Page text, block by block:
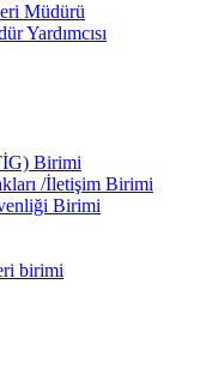
Müdürü
Yardımcısı
Birimi
/İletişim Birimi
Birimi
birimi